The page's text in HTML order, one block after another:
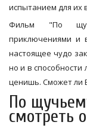
испытанием для их
Фильм "По
приключениями и
настоящее чудо
но и в способности
ценишь. Сможет ли
По
смотреть